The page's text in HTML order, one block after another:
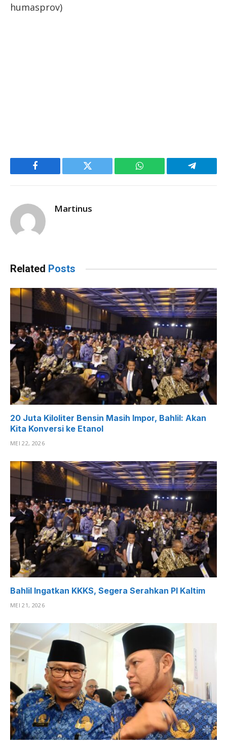
humasprov)
Facebook Twitter WhatsApp Telegram
Martinus
Related Posts
20 Juta Kiloliter Bensin Masih Impor, Bahlil: Akan
Kita Konversi ke Etanol
MEI 22, 2026
Bahlil Ingatkan KKKS, Segera Serahkan PI Kaltim
MEI 21, 2026